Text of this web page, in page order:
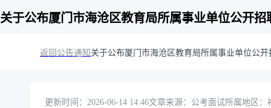
关于公布厦门市海沧区教育局所属事业单位公开
返回公告通知 关于公布厦门市海沧区教育局所属事业单位公
更新时间：2026-06-14 14:46文章来源：公考面试所属地区：